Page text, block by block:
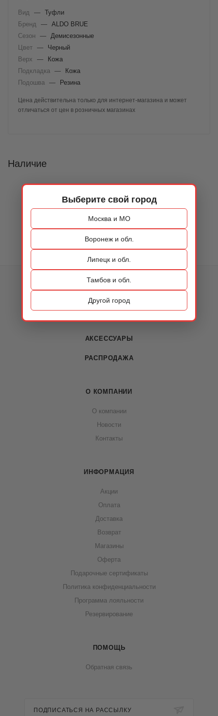
Выберите свой город
Москва и МО
Воронеж и обл.
Липецк и обл.
Тамбов и обл.
Другой город
Вид — Туфли
Бренд
— ALDO BRUE
Сезон
—
Демисезонные
Цвет —
Черный
Верх
—
Кожа
Подкладка
—
Кожа
Подошва
— Резина
Цена действительна только для интернет-магазина и может
отличаться от цен в розничных магазинах
Наличие
КАТАЛОГ
ОБУВЬ
СУМКИ
АКСЕССУАРЫ
РАСПРОДАЖА
О КОМПАНИИ
О компании
Новости
Контакты
ИНФОРМАЦИЯ
Акции
Оплата
Доставка
Возврат
Магазины
Оферта
Подарочные сертификаты
Политика конфиденциальности
Программа лояльности
Резервирование
ПОМОЩЬ
Обратная связь
ПОДПИСАТЬСЯ НА РАССЫЛКУ